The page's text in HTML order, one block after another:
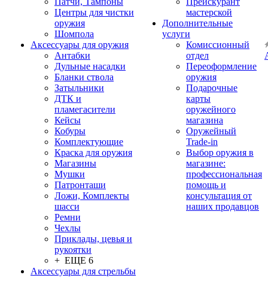
Центры для чистки
оружия
Шомпола
Аксессуары для оружия
Антабки
Дульные насадки
Бланки ствола
Затыльники
ДТК и
пламегасители
Кейсы
Кобуры
Комплектующие
Краска для оружия
Магазины
Мушки
Патронташи
Ложи, Комплекты
шасси
Ремни
Чехлы
Приклады, цевья и
рукоятки
+ ЕЩЕ 6
Аксессуары для стрельбы
мастерской
Дополнительные
услуги
Комиссионный
отдел
Переоформление
оружия
Подарочные
карты
оружейного
магазина
Оружейный
Trade-in
Выбор оружия в
магазине:
профессиональная
помощь и
консультация от
наших продавцов